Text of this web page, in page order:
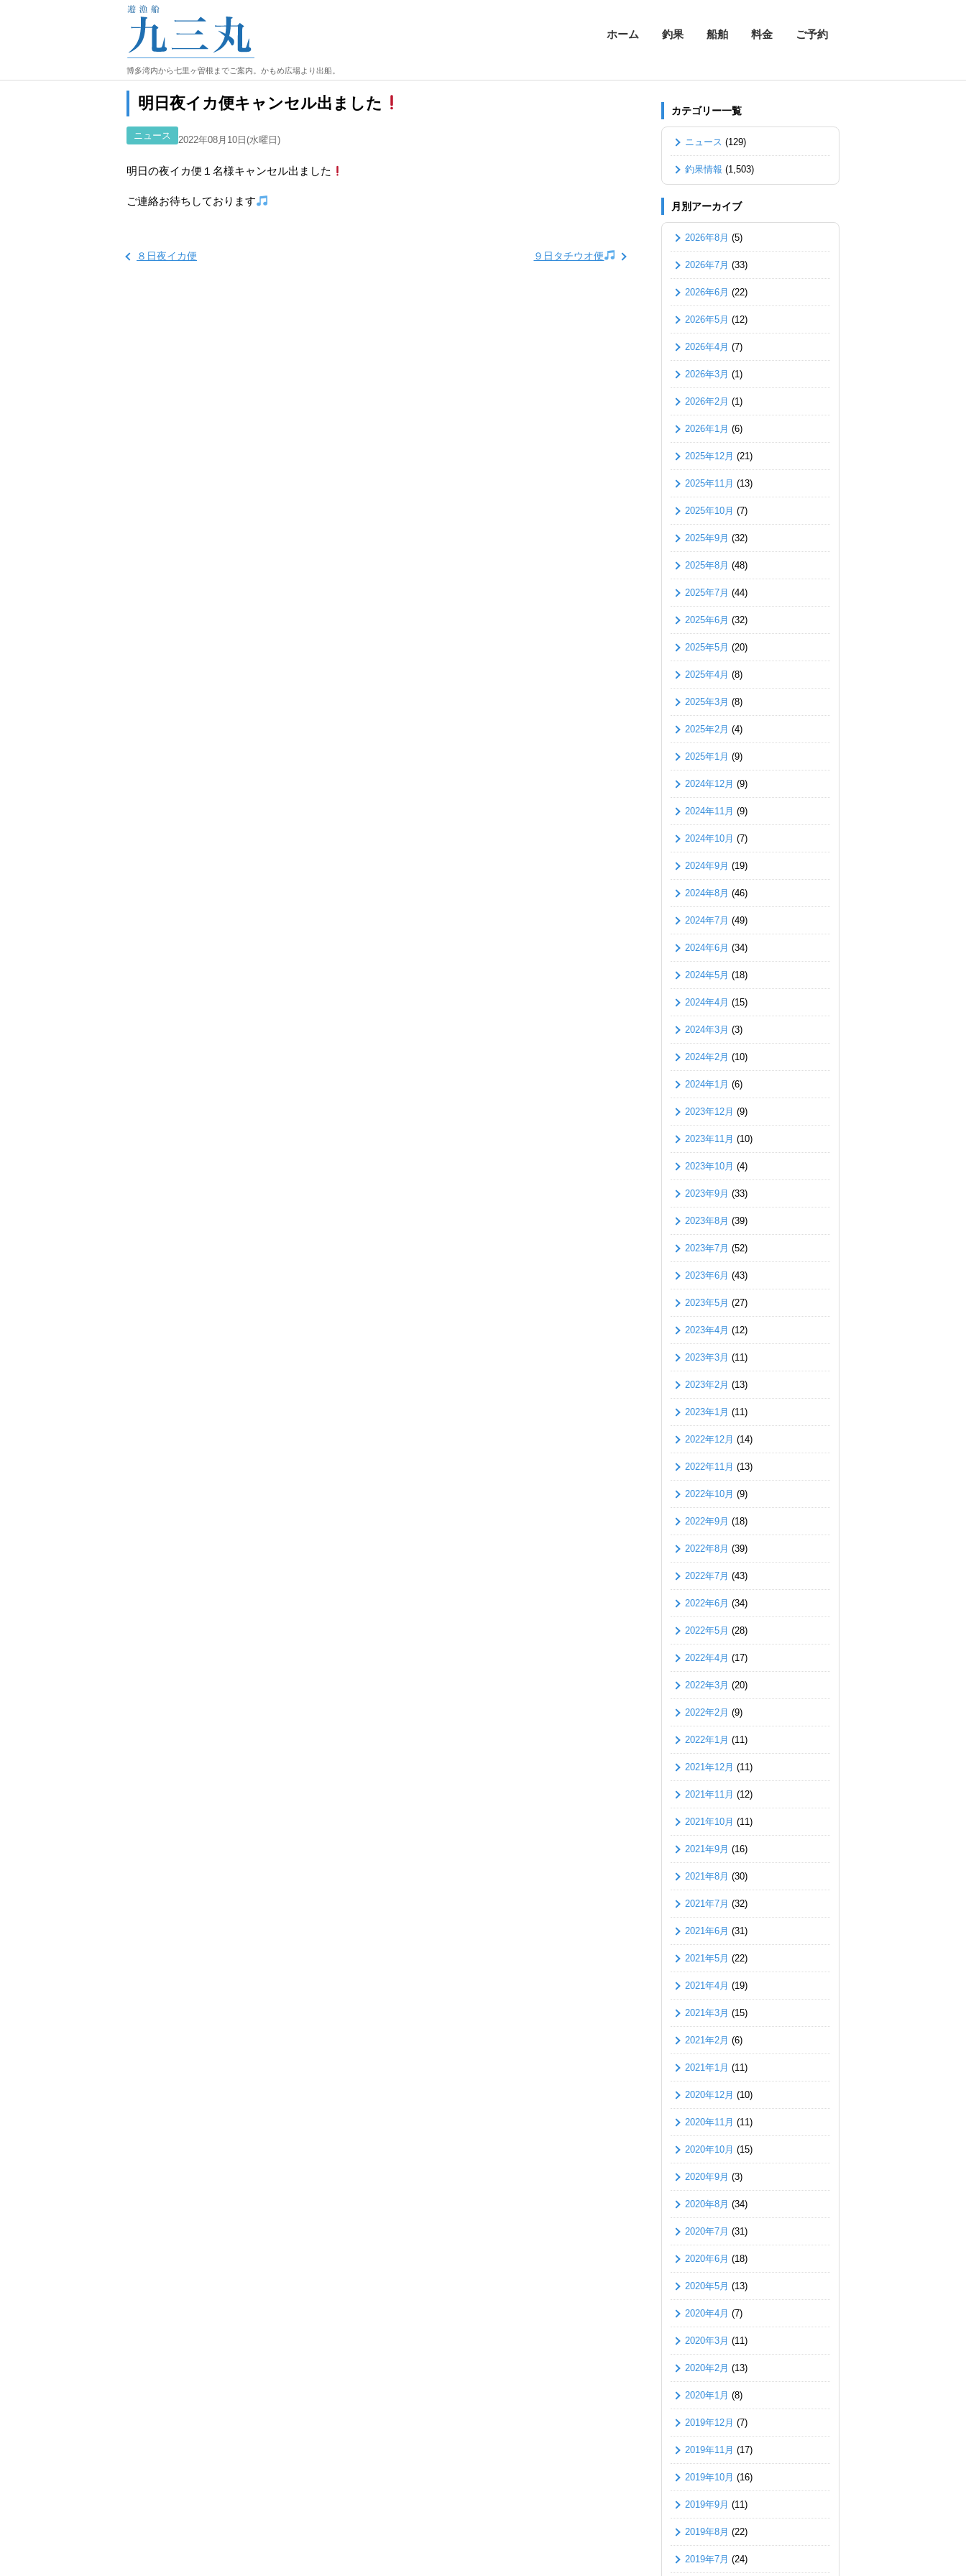
博多湾内から七里ヶ曽根までご案内。かもめ広場より出船。
ホーム 釣果 船舶 料金 ご予約
明日夜イカ便キャンセル出ました
ニュース 2022年08月10日(水曜日)
明日の夜イカ便１名様キャンセル出ました
ご連絡お待ちしております
８日夜イカ便 ９日タチウオ便
カテゴリー一覧
ニュース (129)
釣果情報 (1,503)
月別アーカイブ
2026年8月 (5)
2026年7月 (33)
2026年6月 (22)
2026年5月 (12)
2026年4月 (7)
2026年3月 (1)
2026年2月 (1)
2026年1月 (6)
2025年12月 (21)
2025年11月 (13)
2025年10月 (7)
2025年9月 (32)
2025年8月 (48)
2025年7月 (44)
2025年6月 (32)
2025年5月 (20)
2025年4月 (8)
2025年3月 (8)
2025年2月 (4)
2025年1月 (9)
2024年12月 (9)
2024年11月 (9)
2024年10月 (7)
2024年9月 (19)
2024年8月 (46)
2024年7月 (49)
2024年6月 (34)
2024年5月 (18)
2024年4月 (15)
2024年3月 (3)
2024年2月 (10)
2024年1月 (6)
2023年12月 (9)
2023年11月 (10)
2023年10月 (4)
2023年9月 (33)
2023年8月 (39)
2023年7月 (52)
2023年6月 (43)
2023年5月 (27)
2023年4月 (12)
2023年3月 (11)
2023年2月 (13)
2023年1月 (11)
2022年12月 (14)
2022年11月 (13)
2022年10月 (9)
2022年9月 (18)
2022年8月 (39)
2022年7月 (43)
2022年6月 (34)
2022年5月 (28)
2022年4月 (17)
2022年3月 (20)
2022年2月 (9)
2022年1月 (11)
2021年12月 (11)
2021年11月 (12)
2021年10月 (11)
2021年9月 (16)
2021年8月 (30)
2021年7月 (32)
2021年6月 (31)
2021年5月 (22)
2021年4月 (19)
2021年3月 (15)
2021年2月 (6)
2021年1月 (11)
2020年12月 (10)
2020年11月 (11)
2020年10月 (15)
2020年9月 (3)
2020年8月 (34)
2020年7月 (31)
2020年6月 (18)
2020年5月 (13)
2020年4月 (7)
2020年3月 (11)
2020年2月 (13)
2020年1月 (8)
2019年12月 (7)
2019年11月 (17)
2019年10月 (16)
2019年9月 (11)
2019年8月 (22)
2019年7月 (24)